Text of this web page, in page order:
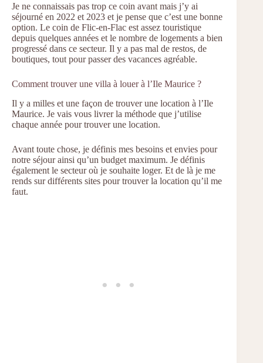
Je ne connaissais pas trop ce coin avant mais j’y ai
séjourné en 2022 et 2023 et je pense que c’est une bonne
option. Le coin de Flic-en-Flac est assez touristique
depuis quelques années et le nombre de logements a bien
progressé dans ce secteur. Il y a pas mal de restos, de
boutiques, tout pour passer des vacances agréable.
Comment trouver une villa à louer à l’Ile Maurice ?
Il y a milles et une façon de trouver une location à l’Ile
Maurice. Je vais vous livrer la méthode que j’utilise
chaque année pour trouver une location.
Avant toute chose, je définis mes besoins et envies pour
notre séjour ainsi qu’un budget maximum. Je définis
également le secteur où je souhaite loger. Et de là je me
rends sur différents sites pour trouver la location qu’il me
faut.